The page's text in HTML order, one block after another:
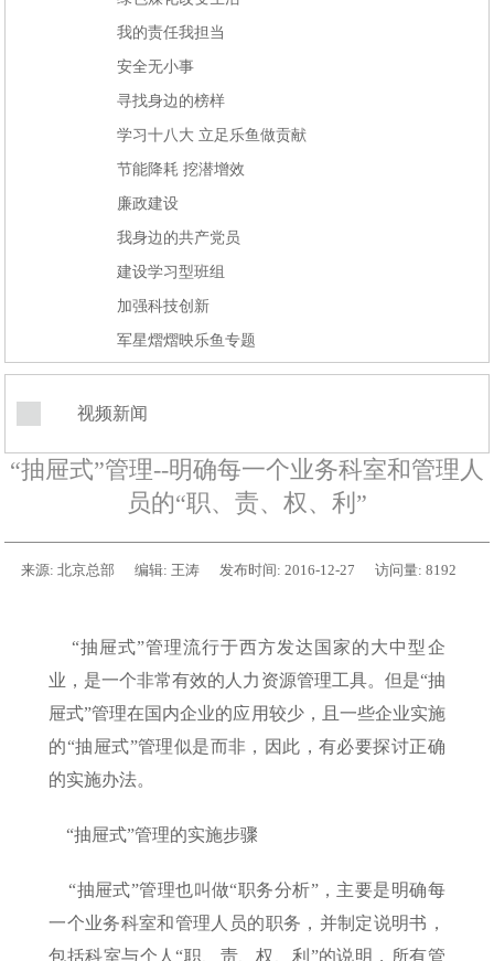
我的责任我担当
安全无小事
寻找身边的榜样
学习十八大 立足乐鱼做贡献
节能降耗 挖潜增效
廉政建设
我身边的共产党员
建设学习型班组
加强科技创新
军星熠熠映乐鱼专题
视频新闻
“抽屉式”管理--明确每一个业务科室和管理人
员的“职、责、权、利”
来源: 北京总部 编辑: 王涛 发布时间: 2016-12-27 访问量: 8192
“抽屉式”管理流行于西方发达国家的大中型企
业，是一个非常有效的人力资源管理工具。但是“抽
屉式”管理在国内企业的应用较少，且一些企业实施
的“抽屉式”管理似是而非，因此，有必要探讨正确
的实施办法。
“抽屉式”管理的实施步骤
“抽屉式”管理也叫做“职务分析”，主要是明确每
一个业务科室和管理人员的职务，并制定说明书，
包括科室与个人“职、责、权、利”的说明，所有管